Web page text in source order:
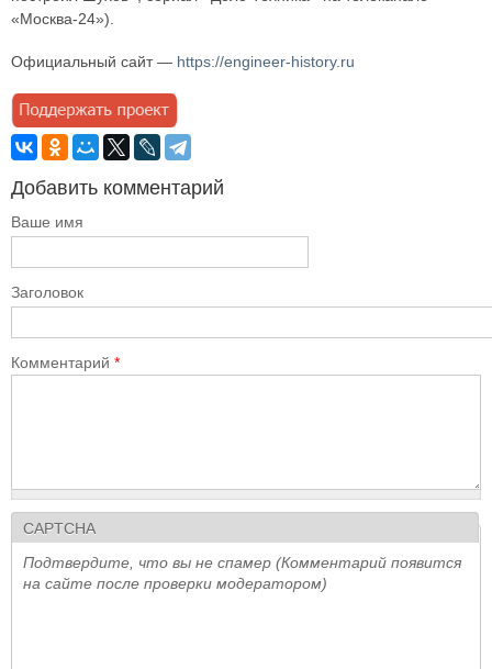
«Москва-24»).
Официальный сайт — https://engineer-history.ru
Добавить комментарий
Ваше имя
Заголовок
Комментарий *
CAPTCHA
Подтвердите, что вы не спамер (Комментарий появится
на сайте после проверки модератором)